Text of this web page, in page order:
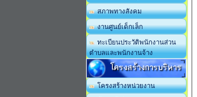
สภาพทางสังคม
งานศูนย์เด็กเล็ก
ทะเบียนประวัติพนักงานส่วน
ตำบลและพนักงานจ้าง
โครงสร้างการบริหาร
โครงสร้างหน่วยงาน